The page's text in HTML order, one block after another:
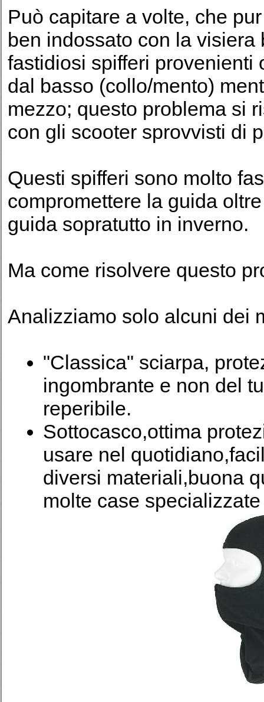
Può capitare a volte, che
ben indossato con la
fastidiosi spifferi provenienti
dal basso (collo/mento)
mezzo; questo problema si
con gli scooter sprovvisti di
Questi spifferi sono molto
compromettere la guida
guida sopratutto in inverno.
Ma come risolvere questo
Analizziamo solo alcuni dei
"Classica" sciarpa,
ingombrante e non del
reperibile.
Sottocasco,ottima
usare nel
diversi materiali,buona
molte case